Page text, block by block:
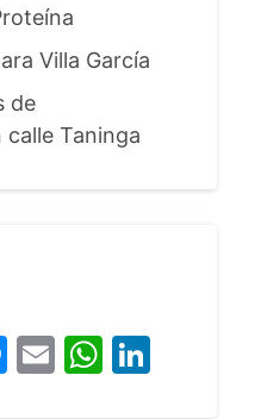
Villa García
de
Taninga
Messenger
Email